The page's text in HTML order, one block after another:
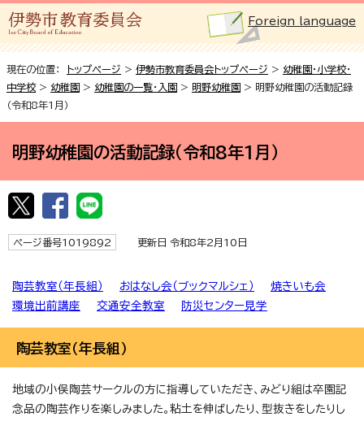
Foreign language
現在の位置： トップページ > 伊勢市教育委員会トップページ > 幼稚園・小学校・
中学校> 幼稚園 > 幼稚園の一覧・入園 > 明野幼稚園 > 明野幼稚園の活動記録
（令和8年1月）
明野幼稚園の活動記録（令和8年1月）
ページ番号1019892 更新日 令和8年2月10日
陶芸教室（年長組） おはなし会（ブックマルシェ）
焼きいも会
環境出前講座
交通安全教室 防災センター見学
陶芸教室（年長組）
地域の小俣陶芸サークルの方に指導していただき、みどり組は卒園記
念品の陶芸作りを楽しみました。粘土を伸ばしたり、型抜きをしたりし